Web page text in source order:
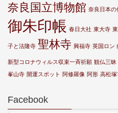
奈良国立博物館 奈良日本の
御朱印帳 春日大社 東大寺
子と法隆寺 聖林寺 興福寺 英国ロン
新型コロナウィルス収束一斉祈願 観仏三昧
峯山寺 開運スポット 阿修羅像 阿形 高松塚
Facebook